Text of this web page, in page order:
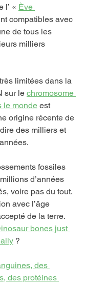
l’ « Ève
compatibles avec
de tous les
milliers
limitées dans la
sur le chromosome
le monde est
origine récente de
des milliers et
fossiles
d’années
voire pas du tout.
avec l’âge
de la terre.
bones just
?
des
des protéines